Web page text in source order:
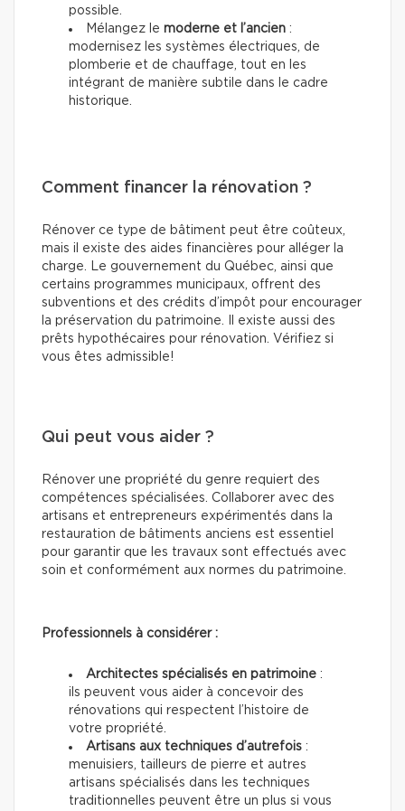
possible.
Mélangez le moderne et l’ancien :
modernisez les systèmes électriques, de
plomberie et de chauffage, tout en les
intégrant de manière subtile dans le cadre
historique.
Comment financer la rénovation ?
Rénover ce type de bâtiment peut être coûteux,
mais il existe des aides financières pour alléger la
charge. Le gouvernement du Québec, ainsi que
certains programmes municipaux, offrent des
subventions et des crédits d’impôt pour encourager
la préservation du patrimoine. Il existe aussi des
prêts hypothécaires pour rénovation. Vérifiez si
vous êtes admissible!
Qui peut vous aider ?
Rénover une propriété du genre requiert des
compétences spécialisées. Collaborer avec des
artisans et entrepreneurs expérimentés dans la
restauration de bâtiments anciens est essentiel
pour garantir que les travaux sont effectués avec
soin et conformément aux normes du patrimoine.
Professionnels à considérer :
Architectes spécialisés en patrimoine :
ils peuvent vous aider à concevoir des
rénovations qui respectent l’histoire de
votre propriété.
Artisans aux techniques d’autrefois :
menuisiers, tailleurs de pierre et autres
artisans spécialisés dans les techniques
traditionnelles peuvent être un plus si vous